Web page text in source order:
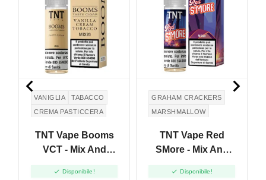
VANIGLIA
TABACCO
CREMA PASTICCERA
TNT Vape Booms
VCT - Mix And
 Disponibile!
GRAHAM CRACKERS
MARSHMALLOW
TNT Vape Red
SMore - Mix And
 Disponibile!
 